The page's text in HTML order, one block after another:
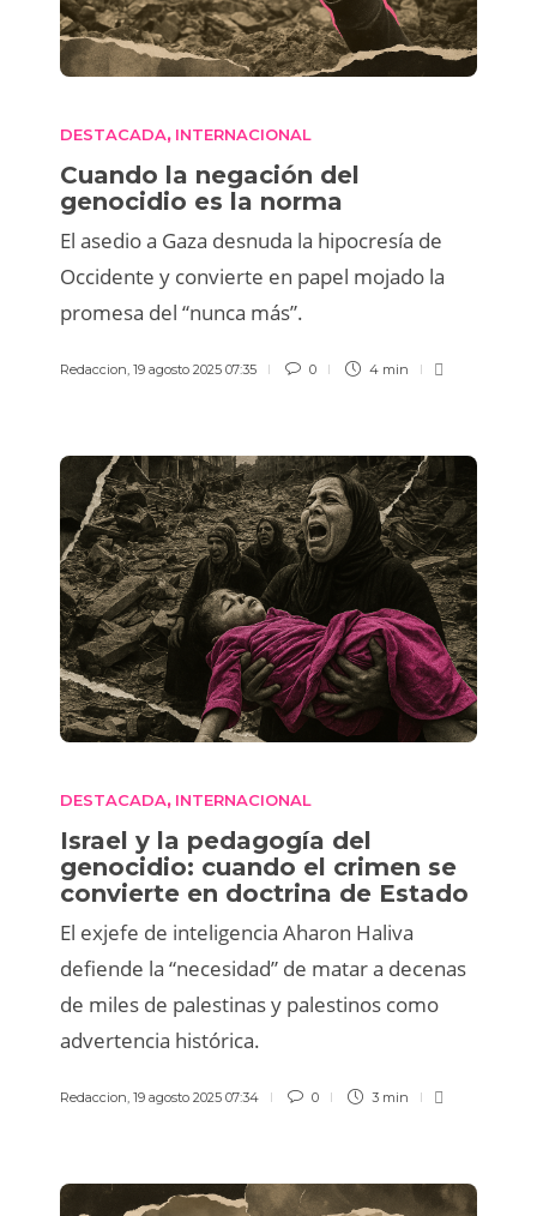
DESTACADA, INTERNACIONAL
Cuando la negación del
genocidio es la norma
El asedio a Gaza desnuda la hipocresía de
Occidente y convierte en papel mojado la
promesa del “nunca más”.
Redaccion, 19 agosto 2025 07:35 0 4 min
DESTACADA, INTERNACIONAL
Israel y la pedagogía del
genocidio: cuando el crimen se
convierte en doctrina de Estado
El exjefe de inteligencia Aharon Haliva
defiende la “necesidad” de matar a decenas
de miles de palestinas y palestinos como
advertencia histórica.
Redaccion 19 agosto 2025 07:34 0 3 min